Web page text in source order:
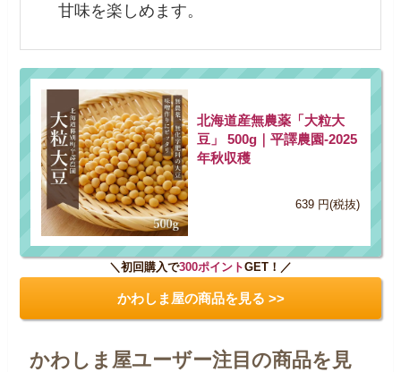
甘味を楽しめます。
北海道産無農薬「大粒大
豆」 500g｜平譯農園-2025
年秋収穫
639 円(税抜)
＼初回購入で300ポイントGET！／
かわしま屋の商品を見る >>
かわしま屋ユーザー注目の商品を見